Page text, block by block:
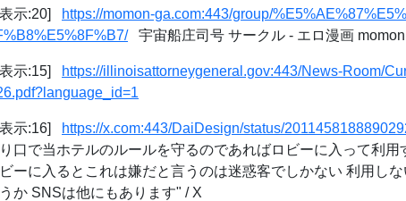
示:20]
https://momon-ga.com:443/group/
宇宙船庄司号 サークル - エロ漫画
示:15]
https://illinoisattorneygeneral.gov:443/News-Room/
示:16] https://x.com:443/DaiDesign/status/
口で当ホテルのルールを守るのであればロビーに入って利
ーに入るとこれは嫌だと言うのは迷惑客でしかない 利用し
か SNSは他にもあります" / X